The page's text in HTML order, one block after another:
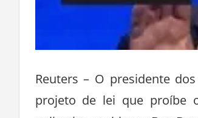
Reuters – O presidente
projeto de lei que proíbe